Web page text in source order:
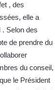
, des
elle a
. Selon des
de prendre du
du conseil,
le Président